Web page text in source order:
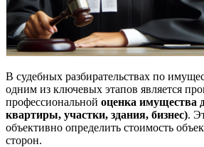
В судебных разбирательствах по
одним из ключевых этапов является
профессиональной оценка имущества
квартиры, участки, здания, бизнес).
объективно определить стоимость
сторон.